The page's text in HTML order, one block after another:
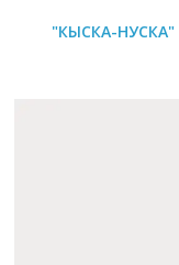
"КЫСКА-НУСКА"